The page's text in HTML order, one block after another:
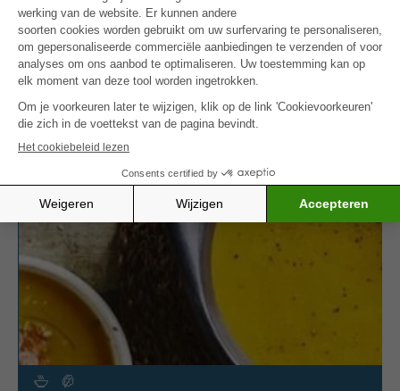
Probeer ook onzewaterkers courgette soep –
licht, voedzaam en boordevol smaak.
MEER INSPIRATIE